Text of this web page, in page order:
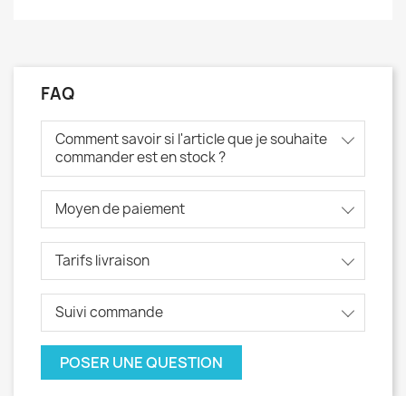
FAQ
Comment savoir si l'article que je souhaite
commander est en stock ?
Moyen de paiement
Tarifs livraison
Suivi commande
POSER UNE QUESTION